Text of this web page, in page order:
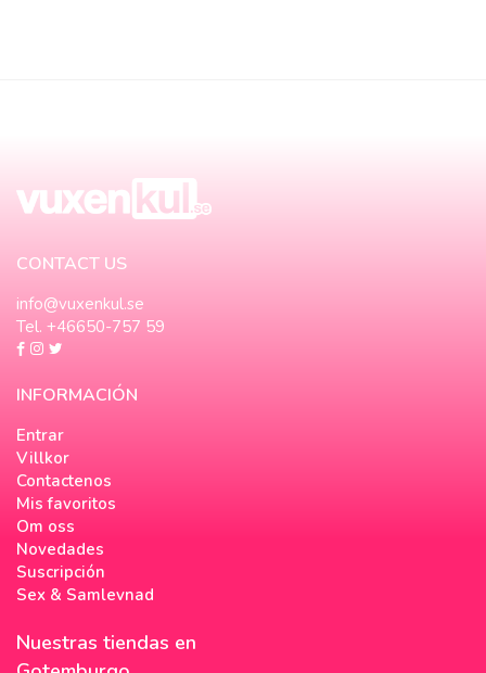
CONTACT US
info@vuxenkul.se
Tel. +46650-757 59
INFORMACIÓN
Entrar
Villkor
Contactenos
Mis favoritos
Om oss
Novedades
Suscripción
Sex & Samlevnad
Nuestras tiendas en